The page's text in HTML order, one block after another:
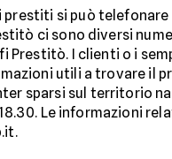
si può telefonare
ci sono diversi
I clienti o i
utili a trovare il
sparsi sul territorio
Le informazioni